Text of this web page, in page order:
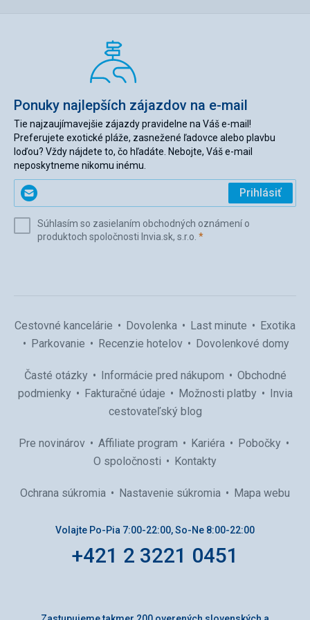
Ponuky najlepších zájazdov na e-mail
Tie najzaujímavejšie zájazdy pravidelne na Váš e-mail!
Preferujete exotické pláže, zasnežené ľadovce alebo plavbu
loďou? Vždy nájdete to, čo hľadáte. Nebojte, Váš e-mail
neposkytneme nikomu inému.
Zadajte
svoj
(povinné)
Prihlásiť
Súhlasím so zasielaním obchodných oznámení o
produktoch spoločnosti Invia.sk, s.r.o. *(povinné)
Cestovné kancelárie Dovolenka Last minute
Exotika
Parkovanie
Recenzie hotelov Dovolenkové domy
Časté otázky Informácie pred nákupom
Obchodné
podmienky
Fakturačné údaje Možnosti platby
Invia
cestovateľský blog
Pre novinárov Affiliate program Kariéra
Pobočky
O spoločnosti
Kontakty
Ochrana súkromia Nastavenie súkromia Mapa webu
Volajte Po-Pia 7:00-22:00, So-Ne 8:00-22:00
+421 2 3221 0451